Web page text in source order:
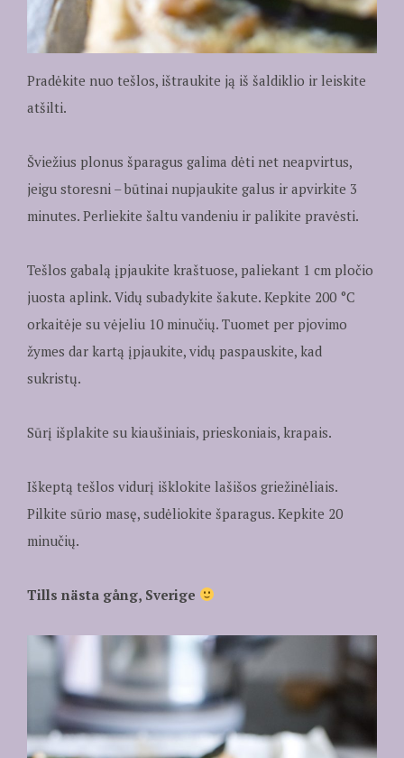
Pradėkite nuo tešlos, ištraukite ją iš šaldiklio ir leiskite
atšilti.
Šviežius plonus šparagus galima dėti net neapvirtus,
jeigu storesni – būtinai nupjaukite galus ir apvirkite 3
minutes. Perliekite šaltu vandeniu ir palikite pravėsti.
Tešlos gabalą įpjaukite kraštuose, paliekant 1 cm pločio
juosta aplink. Vidų subadykite šakute. Kepkite 200 °C
orkaitėje su vėjeliu 10 minučių. Tuomet per pjovimo
žymes dar kartą įpjaukite, vidų paspauskite, kad
sukristų.
Sūrį išplakite su kiaušiniais, prieskoniais, krapais.
Iškeptą tešlos vidurį išklokite lašišos griežinėliais.
Pilkite sūrio masę, sudėliokite šparagus. Kepkite 20
minučių.
Tills nästa gång, Sverige